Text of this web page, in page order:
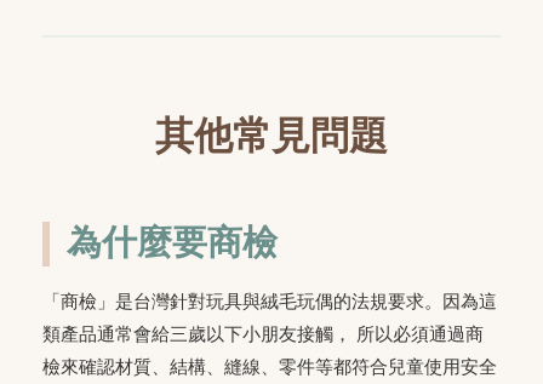
其他常見問題
為什麼要商檢
「商檢」是台灣針對玩具與絨毛玩偶的法規要求。因為這
類產品通常會給三歲以下小朋友接觸， 所以必須通過商
檢來確認材質、結構、縫線、零件等都符合兒童使用安全